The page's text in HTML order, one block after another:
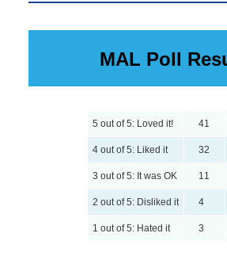
MAL Poll
5 out of 5: Loved it! 41
4 out of 5: Liked it 32
3 out of 5: It was OK 11
2 out of 5: Disliked it 4
1 out of 5: Hated it 3